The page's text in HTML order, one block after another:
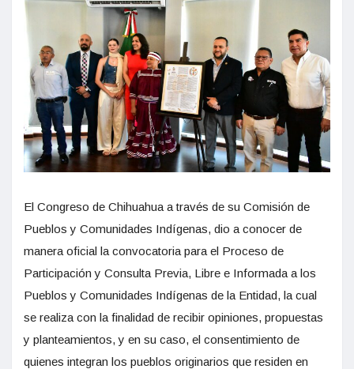
El Congreso de Chihuahua a través de su Comisión de
Pueblos y Comunidades Indígenas, dio a conocer de
manera oficial la convocatoria para el Proceso de
Participación y Consulta Previa, Libre e Informada a los
Pueblos y Comunidades Indígenas de la Entidad, la cual
se realiza con la finalidad de recibir opiniones, propuestas
y planteamientos, y en su caso, el consentimiento de
quienes integran los pueblos originarios que residen en